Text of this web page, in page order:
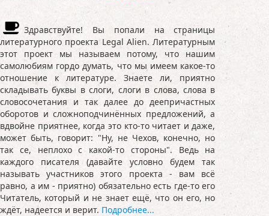
Здравствуйте! Вы попали на страницы
литературного проекта Legal Alien. Литературным
этот проект мы называем потому, что нашим
самолюбиям гордо думать, что мы имеем какое-то
отношение к литературе. Знаете ли, приятно
складывать буквы в слоги, слоги в слова, слова в
словосочетания и так далее до деепричастных
оборотов и сложноподчинённых предложений, а
вдвойне приятнее, когда это кто-то читает и даже,
может быть, говорит: "Ну, не Чехов, конечно, но
так се, неплохо с какой-то стороны". Ведь на
каждого писателя (давайте условно будем так
называть участников этого проекта - вам всё
равно, а им - приятно) обязательно есть где-то его
Читатель, который и не знает ещё, что он его, но
ждёт, надеется и верит. Подробнее...